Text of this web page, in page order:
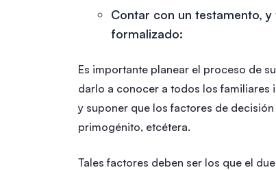
Contar con un testamento,
formalizado:
Es importante planear el proceso de
darlo a conocer a todos los familiares
y suponer que los factores de
primogénito, etcétera.
Tales factores deben ser los que el